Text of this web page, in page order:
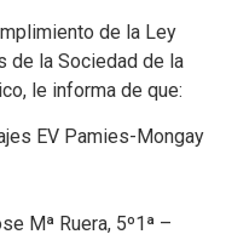
de la Ley
de la Sociedad de la
le informa de que:
EV Pamies-Mongay
Mª Ruera, 5º1ª –